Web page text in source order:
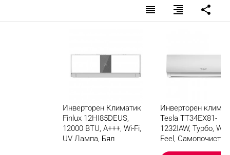
reorder format_align_right share
Инверторен Климатик
Finlux 12HI85DEUS,
12000 BTU, A+++, Wi-Fi,
UV Лампа, Бял
Инверторен
Tesla TT34EX81-
1232IAW, Турбо,
Feel,